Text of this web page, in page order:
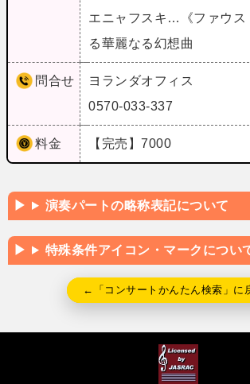
エニャフスキ…《ファウス
る華麗なる幻想曲
問合せ
ヨランダオフィス
0570-033-337
料金 【完売】7000
演奏パートの略称表記について
特殊条件アイコン・マークについ
←「コンサートかんたん検索」に